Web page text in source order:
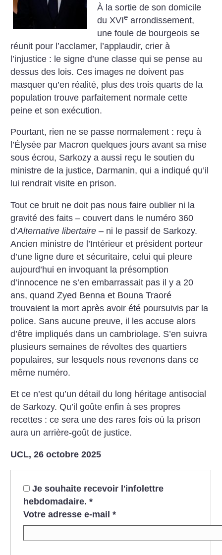
À la sortie de son domicile
du XVIe arrondissement,
une foule de bourgeois se
réunit pour l’acclamer, l’applaudir, crier à
l’injustice : le signe d’une classe qui se pense au
dessus des lois. Ces images ne doivent pas
masquer qu’en réalité, plus des trois quarts de la
population trouve parfaitement normale cette
peine et son exécution.
Pourtant, rien ne se passe normalement : reçu à
l’Élysée par Macron quelques jours avant sa mise
sous écrou, Sarkozy a aussi reçu le soutien du
ministre de la justice, Darmanin, qui a indiqué qu’il
lui rendrait visite en prison.
Tout ce bruit ne doit pas nous faire oublier ni la
gravité des faits – couvert dans le numéro 360
d’Alternative libertaire – ni le passif de Sarkozy.
Ancien ministre de l’Intérieur et président porteur
d’une ligne dure et sécuritaire, celui qui pleure
aujourd’hui en invoquant la présomption
d’innocence ne s’en embarrassait pas il y a 20
ans, quand Zyed Benna et Bouna Traoré
trouvaient la mort après avoir été poursuivis par la
police. Sans aucune preuve, il les accuse alors
d’être impliqués dans un cambriolage. S’en suivra
plusieurs semaines de révoltes des quartiers
populaires, sur lesquels nous revenons dans ce
même numéro.
Et ce n’est qu’un détail du long héritage antisocial
de Sarkozy. Qu’il goûte enfin à ses propres
recettes : ce sera une des rares fois où la prison
aura un arrière-goût de justice.
UCL, 26 octobre 2025
Je souhaite recevoir l'infolettre
hebdomadaire. *
Votre adresse e-mail *